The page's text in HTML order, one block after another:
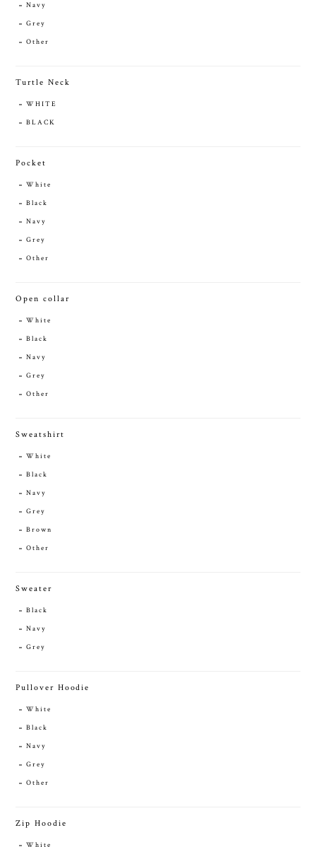
Navy
Grey
Other
Turtle Neck
WHITE
BLACK
Pocket
White
Black
Navy
Grey
Other
Open collar
White
Black
Navy
Grey
Other
Sweatshirt
White
Black
Navy
Grey
Brown
Other
Sweater
Black
Navy
Grey
Pullover Hoodie
White
Black
Navy
Grey
Other
Zip Hoodie